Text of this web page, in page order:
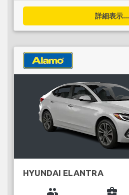
詳細表示...
HYUNDAI ELANTRA
group business_center